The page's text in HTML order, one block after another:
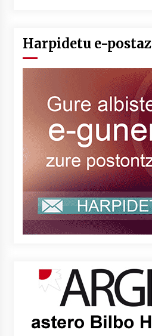
Harpidetu e-postaz